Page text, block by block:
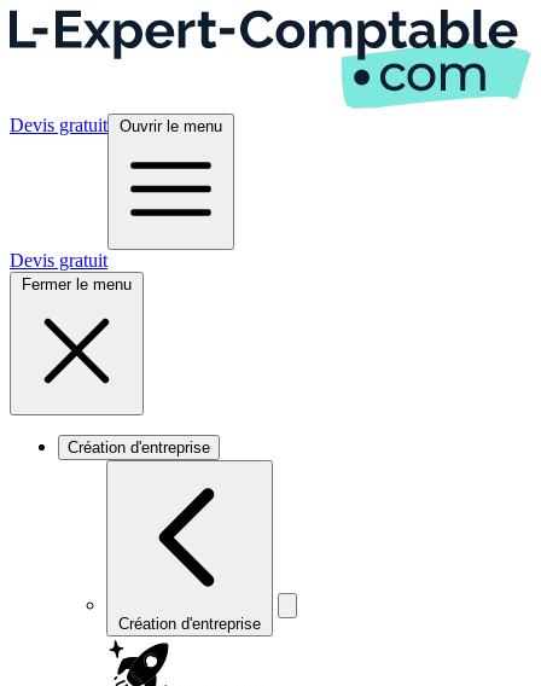
Devis gratuit Ouvrir le menu
Devis gratuit
Fermer le menu
Création d'entreprise
Création d'entreprise